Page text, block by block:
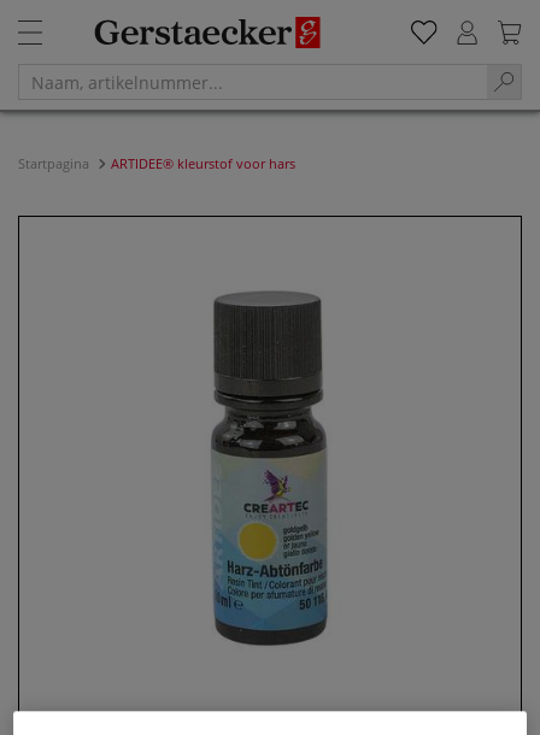
Startpagina ARTIDEE® kleurstof voor hars